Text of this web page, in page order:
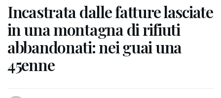
Incastrata dalle fatture lasciate
in una montagna di rifiuti
abbandonati: nei guai una
45enne